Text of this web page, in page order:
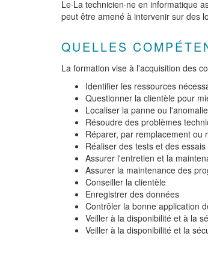
Le·La technicien·ne en informatique
peut être amené à intervenir sur des
QUELLES
La formation vise à l'acquisition des
Identifier les ressources
Questionner la clientèle pour
Localiser la panne ou l'anomalie
Résoudre des problèmes
Réparer, par remplacement ou
Réaliser des tests et des essais
Assurer l'entretien et la
Assurer la maintenance des
Conseiller la clientèle
Enregistrer des données
Contrôler la bonne application
Veiller à la disponibilité et à la
Veiller à la disponibilité et la